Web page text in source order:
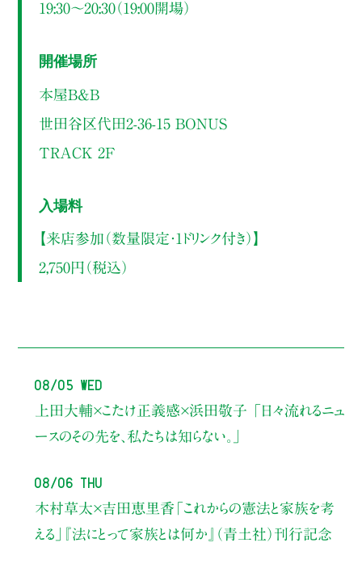
19:30～20:30（19:00開場）
開催場所
本屋B&B
世田谷区代田2-36-15 BONUS
TRACK 2F
入場料
【来店参加（数量限定・1ドリンク付き）】
2,750円（税込）
08/05 Wed
上田大輔×こたけ正義感×浜田敬子 「日々流れるニュ
ースのその先を、私たちは知らない。」
08/06 Thu
木村草太×吉田恵里香 「これからの憲法と家族を考
える」
『法にとって家族とは何か』（青土社）刊行記念